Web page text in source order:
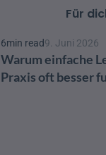
Für
6min read9. Juni 2026
Warum einfache
Praxis oft besser